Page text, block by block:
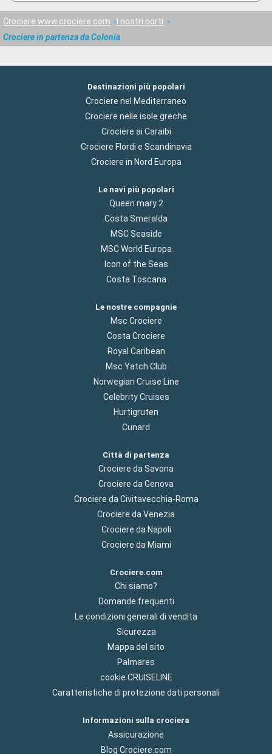
Crociere www.crociere.com
I nostri porti
Crociere in partenza da Colonia
Destinazioni più popolari
Crociere nel Mediterraneo
Crociere nelle isole greche
Crociere ai Caraibi
Crociere Flordi e Scandinavia
Crociere in Nord Europa
Le navi più popolari
Queen mary 2
Costa Smeralda
MSC Seaside
MSC World Europa
Icon of the Seas
Costa Toscana
Le nostre compagnie
Msc Crociere
Costa Crociere
Royal Caribean
Msc Yatch Club
Norwegian Cruise Line
Celebrity Cruises
Hurtigruten
Cunard
Città di partenza
Crociere da Savona
Crociere da Genova
Crociere da Civitavecchia-Roma
Crociere da Venezia
Crociere da Napoli
Crociere da Miami
Crociere.com
Chi siamo?
Domande frequenti
Le condizioni generali di vendita
Sicurezza
Mappa del sito
Palmares
cookie CRUISELINE
Caratteristiche di protezione dati personali
Informazioni sulla crociera
Assicurazione
Blog Crociere.com